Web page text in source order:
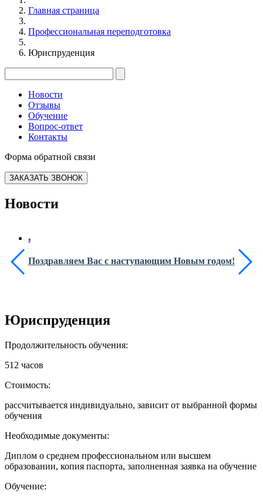
Главная страница
Профессиональная переподготовка
Юриспруденция
Новости
Отзывы
Обучение
Вопрос-ответ
Контакты
Форма обратной связи
ЗАКАЗАТЬ ЗВОНОК
Новости
Поздравляем Вас с наступающим Новым годом!
Юриспруденция
Продолжительность обучения:
512 часов
Стоимость:
рассчитывается индивидуально, зависит от выбранной формы
обучения
Необходимые документы:
Диплом о среднем профессиональном или высшем
образовании, копия паспорта, заполненная заявка на обучение
Обучение: